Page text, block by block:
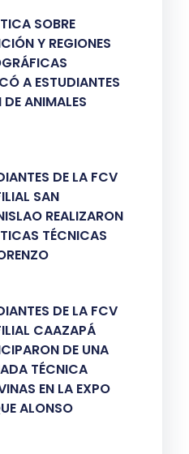
SOBRE
Y REGIONES
A ESTUDIANTES
ANIMALES
DE LA FCV
SAN
REALIZARON
TÉCNICAS
DE LA FCV
CAAZAPÁ
DE UNA
TÉCNICA
EN LA EXPO
ALONSO